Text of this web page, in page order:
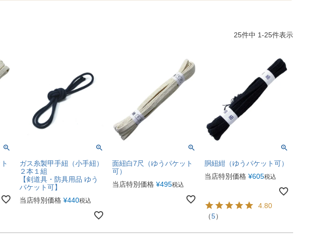
25件中 1-25件表示
ガス糸製甲手紐（小手紐）
２本１組
【剣道具・防具用品 ゆう
パケット可】
当店特別価格 ¥440税込
面紐白7尺（ゆうパケット
可）
当店特別価格 ¥495税込
胴紐紺（ゆうパケット可）
当店特別価格 ¥605税込
4.80
（5）